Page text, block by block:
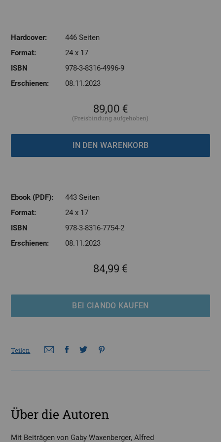
Hardcover:
446 Seiten
Format:
24 x 17
ISBN
978-3-8316-4996-9
Erschienen:
08.11.2023
89,00 €
(Preisbindung aufgehoben)
Ebook (PDF):
443 Seiten
Format:
24 x 17
ISBN
978-3-8316-7754-2
Erschienen:
08.11.2023
84,99 €
BEI CIANDO KAUFEN
Teilen
Über die Autoren
Mit Beiträgen von Gaby Waxenberger, Alfred